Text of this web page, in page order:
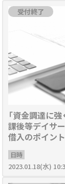
受付終了
「資金調達に
課後等デイサ
借入のポイント
日時
2023.01.18(水)